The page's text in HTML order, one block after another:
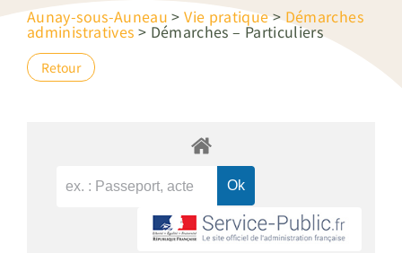
Aunay-sous-Auneau >Vie pratique>Démarches
administratives > Démarches – Particuliers
Retour